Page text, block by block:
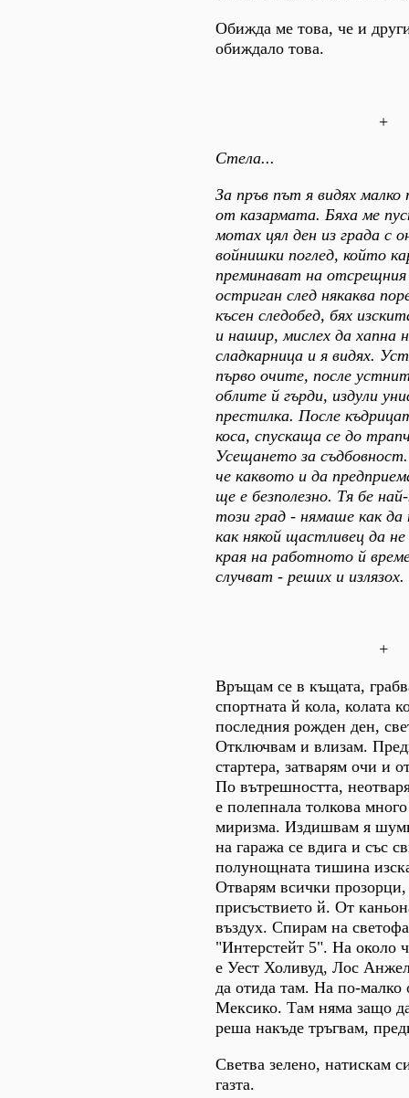
Обижда ме това, че и
обиждало това.
+
Стела...
За пръв път я видях малко
от казармата. Бяха ме
мотах цял ден из града с
войнишки поглед, който
преминават на
остриган след някаква
късен следобед, бях
и нашир, мислех да хапна
сладкарница и я видях.
първо очите, после
облите й гърди, издули
престилка. После
коса, спускаща се до
Усещането за
че каквото и да
ще е безполезно. Тя бе
този град - нямаше как
как някой щастливец да
края на работното й
случват - реших и излязох.
+
Връщам се в къщата,
спортната й кола, колата
последния рожден ден,
Отключвам и влизам.
стартера, затварям очи и
По вътрешността,
е полепнала толкова
миризма. Издишвам я
на гаража се вдига и със
полунощната тишина
Отварям всички прозорци,
присъствието й. От
въздух. Спирам на
"Интерстейт 5". На около
е Уест Холивуд, Лос
да отида там. На по-малко
Мексико. Там няма защо
реша накъде тръгвам,
Светва зелено, натискам
газта.